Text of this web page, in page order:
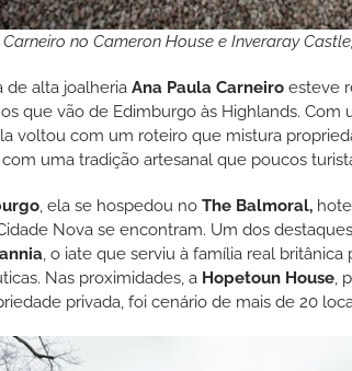
no Cameron House e Inveraray
de alta joalheria Ana Paula Carneiro esteve
que vão de Edimburgo às Highlands.
voltou com um roteiro que mistura
uma tradição artesanal que poucos
, ela se hospedou no The Balmoral,
Nova se encontram. Um dos
, o iate que serviu à família real
Nas proximidades, a Hopetoun House,
privada, foi cenário de mais de 20